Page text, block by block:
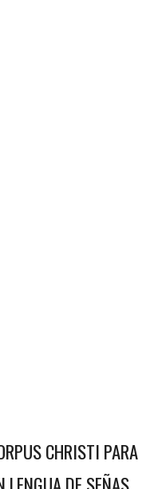
CHRISTI PARA